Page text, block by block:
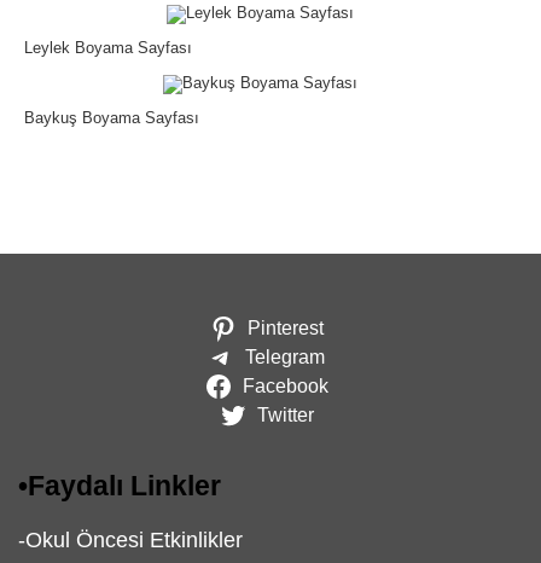
Leylek Boyama Sayfası
Baykuş Boyama Sayfası
Pinterest
Telegram
Facebook
Twitter
•Faydalı Linkler
-Okul Öncesi Etkinlikler